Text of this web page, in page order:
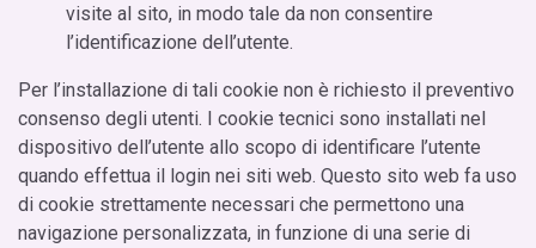
visite al sito, in modo tale da non consentire
l’identificazione dell’utente.
Per l’installazione di tali cookie non è richiesto il preventivo
consenso degli utenti. I cookie tecnici sono installati nel
dispositivo dell’utente allo scopo di identificare l’utente
quando effettua il login nei siti web. Questo sito web fa uso
di cookie strettamente necessari che permettono una
navigazione personalizzata, in funzione di una serie di